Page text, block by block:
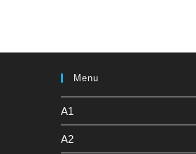
Menu
A1
A2